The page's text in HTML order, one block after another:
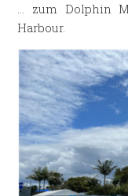
… zum Dolphin
Harbour.